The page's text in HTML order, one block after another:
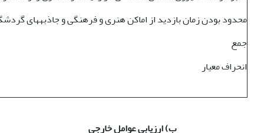
محدود بودن زمان بازدید از اماکن هنری و فرهنگی و جاذبه­های
جمع
انحراف معیار
ب) ارزیابی عوامل خارجی